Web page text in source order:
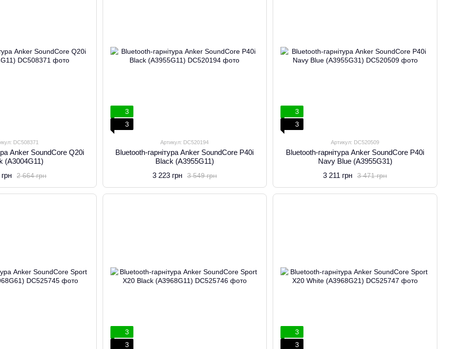
DC508371
Anker SoundCore Q20i
(A3004G11)
2 664 грн
3
3
Артикул: DC520194
Bluetooth-гарнітура Anker SoundCore P40i
Black (A3955G11)
3 549 грн
3 223 грн
3
3
Артикул: DC520509
Bluetooth-гарнітура Anker SoundCore P40i
Navy Blue (A3955G31)
3 471 грн
3 211 грн
3
3
3
3